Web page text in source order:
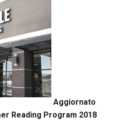
Aggiornato
Reading Program 2018